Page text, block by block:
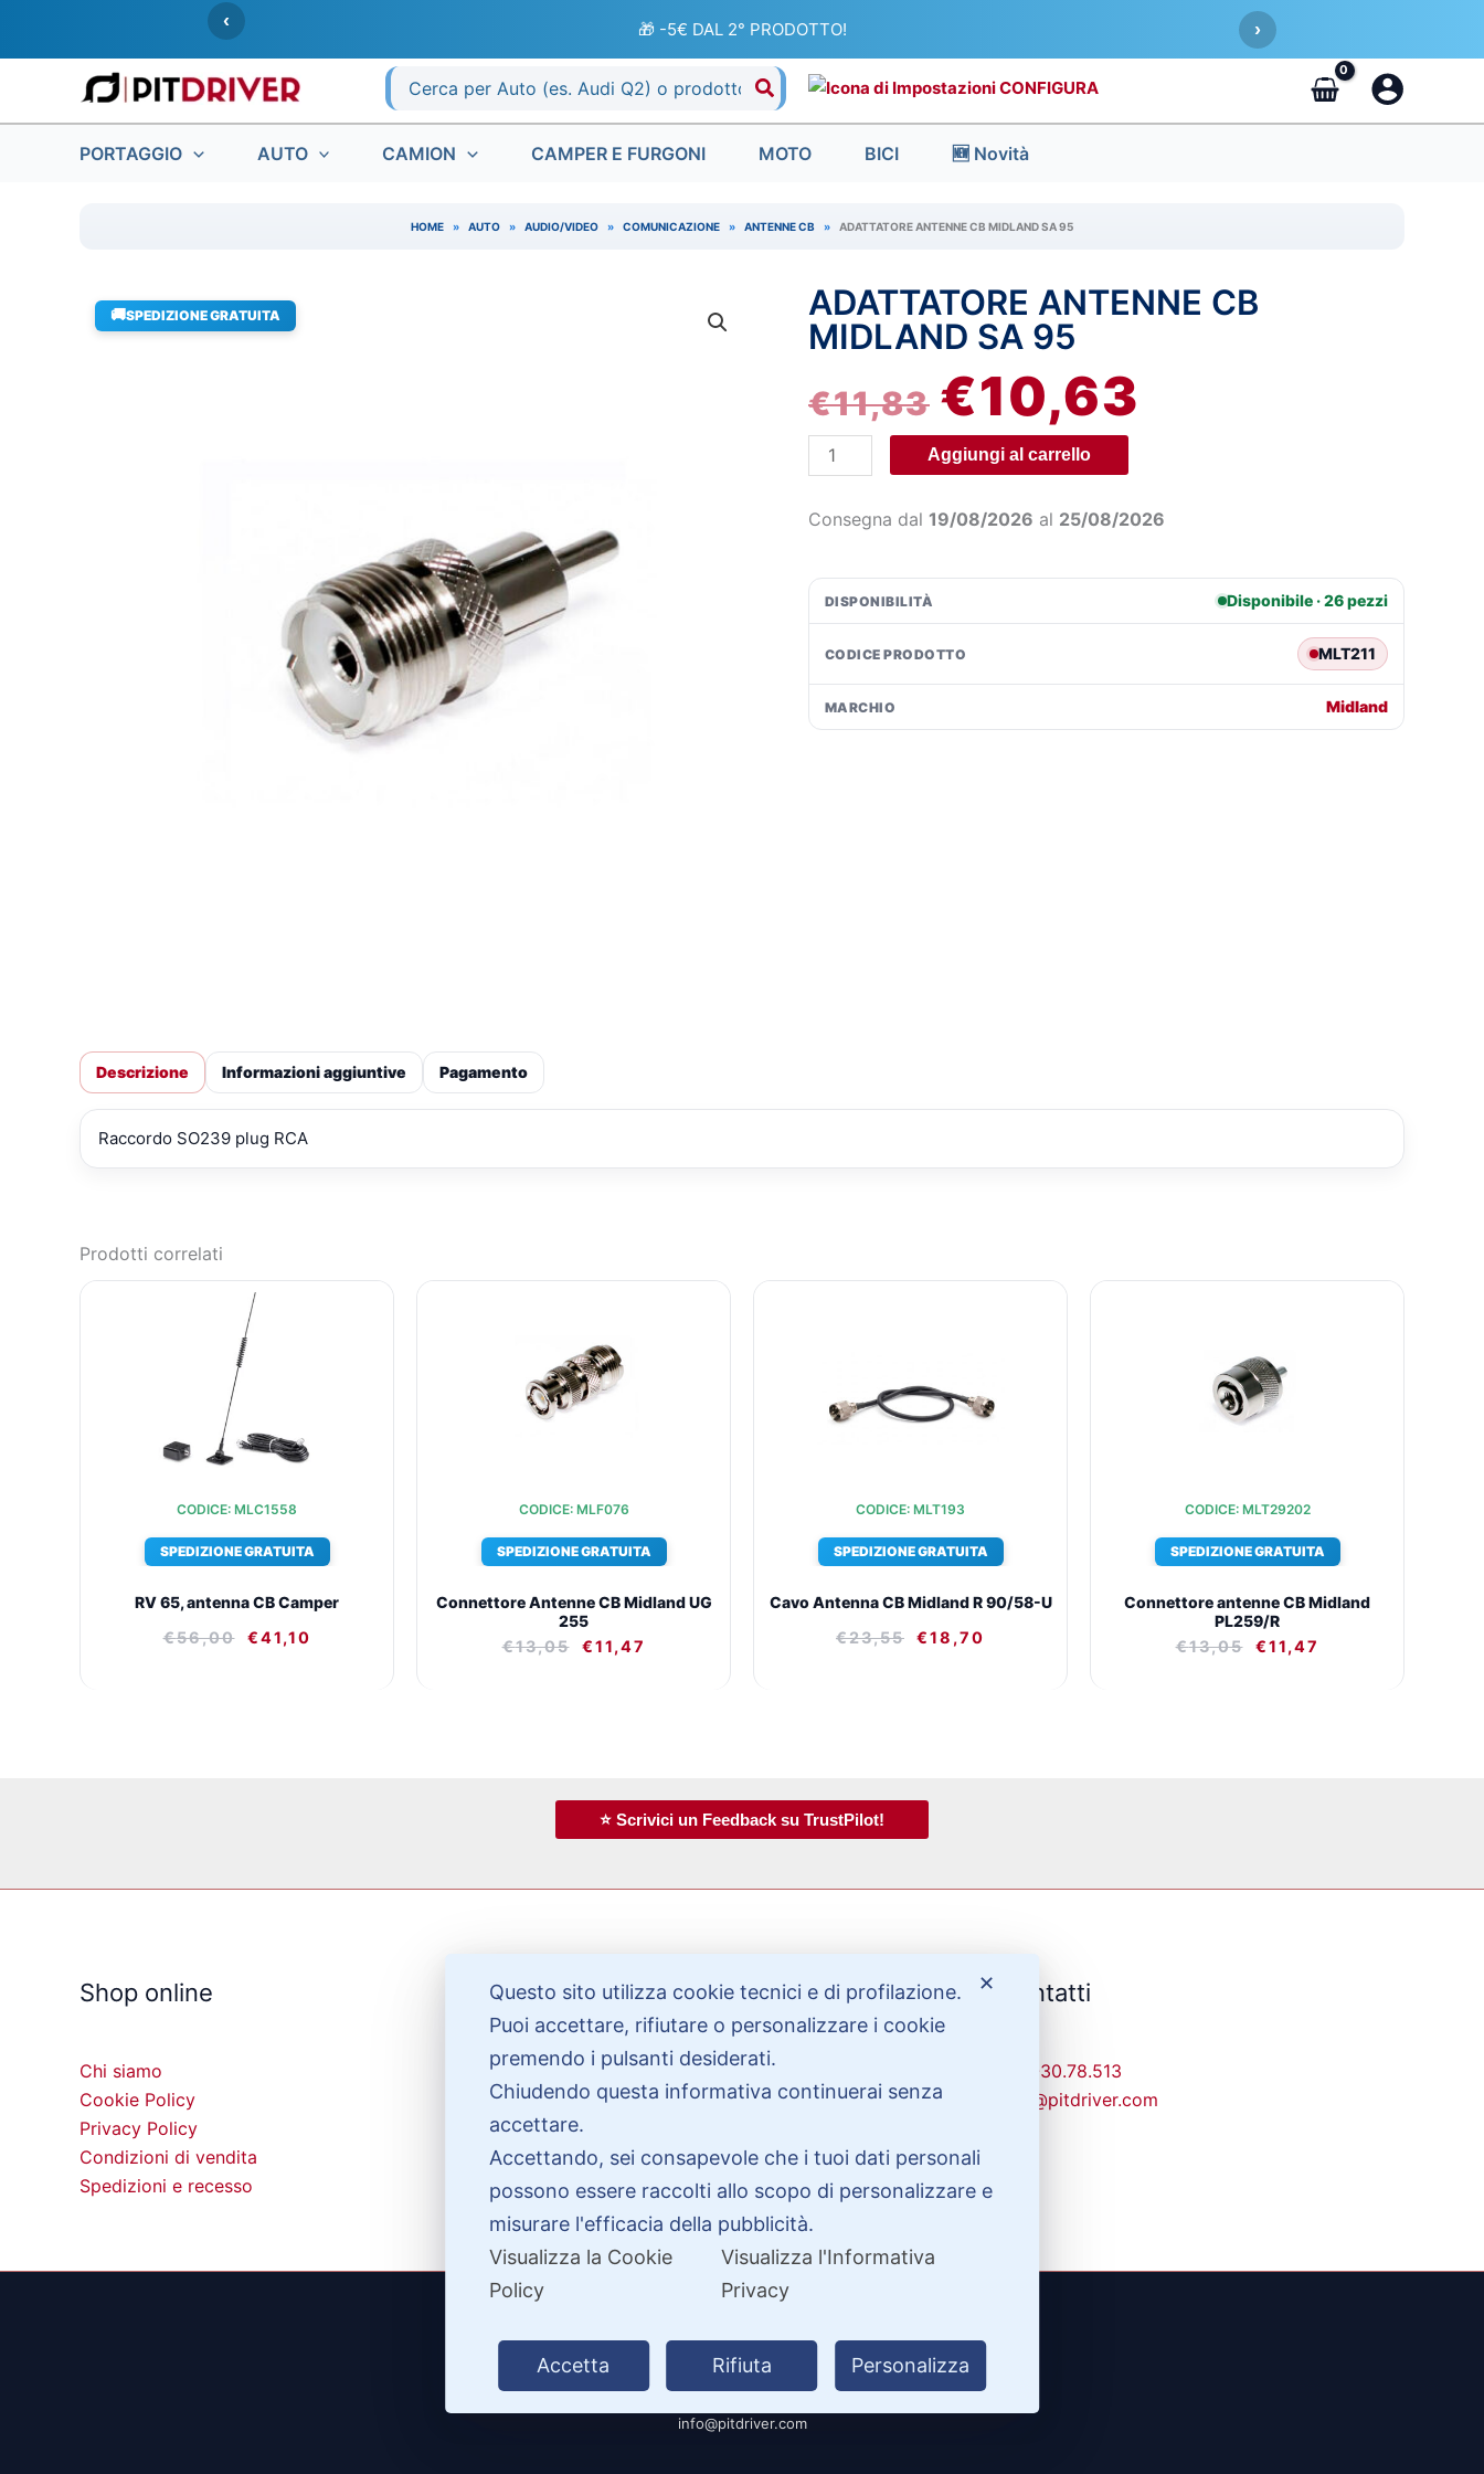
‹ 🎁 -5€ DAL 2° PRODOTTO! ›
Ricerca
per:
CONFIGURA
PORTAGGIO AUTO CAMION CAMPER E FURGONI MOTO BICI 🆕 Novità
HOME » AUTO » AUDIO/VIDEO » COMUNICAZIONE » ANTENNE CB » ADATTATORE ANTENNE CB MIDLAND SA 95
🚚SPEDIZIONE GRATUITA
ADATTATORE ANTENNE CB
MIDLAND SA 95
€11,83
IL
PREZZO
ORIGINALE
ERA:
€11,83.
€10,63
IL
€10,63.
Adattatore
Antenne
CB
SA
95
quantità
Aggiungi al carrello
Consegna dal 19/08/2026 al 25/08/2026
DISPONIBILITÀ Disponibile · 26 pezzi
CODICE PRODOTTO MLT211
MARCHIO Midland
Descrizione Informazioni aggiuntive Pagamento
Raccordo SO239 plug RCA
Prodotti correlati
CODICE: MLC1558
SPEDIZIONE GRATUITA
RV 65, antenna CB Camper
€56,00
IL
PREZZO
ORIGINALE
ERA:
€41,10
CODICE: MLF076
SPEDIZIONE GRATUITA
Connettore Antenne CB Midland UG
255
€13,05
ERA:
€13,05.
€11,47
CODICE: MLT193
SPEDIZIONE GRATUITA
Cavo Antenna CB Midland R 90/58-U
€23,55 €18,70
CODICE: MLT29202
SPEDIZIONE GRATUITA
Connettore antenne CB Midland
PL259/R
€13,05
€13,05.
€11,47
⭐ Scrivici un Feedback su TrustPilot!
Shop online
Chi siamo
Cookie Policy
Privacy Policy
Condizioni di vendita
Spedizioni e recesso
Bisogno di aiuto?
Contattaci
Garanzie
Contatti
329-30.78.513
info@pitdriver.com
©2026 PitDriver | CROCO DEAL S.R.L. VIA DEL SALICE 105, 97100 RAGUSA (RG)
| Partita IVA 01877990885 |
info@pitdriver.com
✕
Questo sito utilizza cookie tecnici e di profilazione.
Puoi accettare, rifiutare o personalizzare i cookie
premendo i pulsanti desiderati.
Chiudendo questa informativa continuerai senza
accettare.
Accettando, sei consapevole che i tuoi dati personali
possono essere raccolti allo scopo di personalizzare e
misurare l'efficacia della pubblicità.
Visualizza la Cookie
Policy
Visualizza l'Informativa
Privacy
Accetta Rifiuta Personalizza